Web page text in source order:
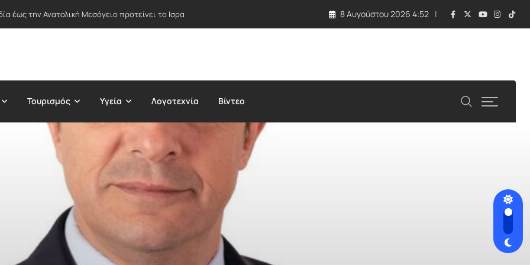
έως την Ανατολική Μεσόγειο προτείνει το Ισραήλ – Στο επίκεντρο Ελλάδα και Κύπρος 8 Αυγούστου 2026 4:52
Τουρισμός Υγεία Λογοτεχνία Βίντεο